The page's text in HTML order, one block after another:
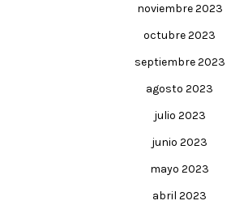
noviembre 2023
octubre 2023
septiembre 2023
agosto 2023
julio 2023
junio 2023
mayo 2023
abril 2023